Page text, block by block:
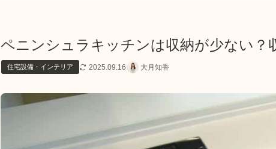
ペニンシュラキッチンは収納が少ない？
住宅設備・インテリア 2025.09.16 大月知香